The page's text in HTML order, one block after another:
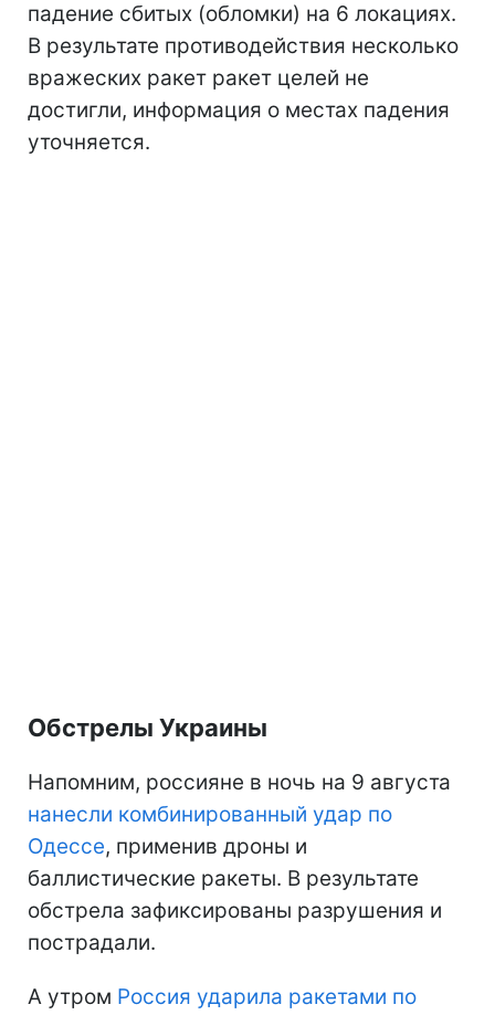
падение сбитых (обломки) на 6 локациях.
В результате противодействия несколько
вражеских ракет ракет целей не
достигли, информация о местах падения
уточняется.
Обстрелы Украины
Напомним, россияне в ночь на 9 августа
нанесли комбинированный удар по
Одессе, применив дроны и
баллистические ракеты. В результате
обстрела зафиксированы разрушения и
пострадали.
А утром Россия ударила ракетами по